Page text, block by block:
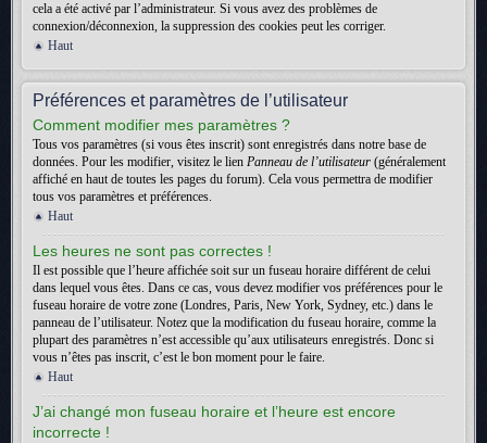
cela a été activé par l’administrateur. Si vous avez des problèmes de
connexion/déconnexion, la suppression des cookies peut les corriger.
Haut
Préférences et paramètres de l’utilisateur
Comment modifier mes paramètres ?
Tous vos paramètres (si vous êtes inscrit) sont enregistrés dans notre base de
données. Pour les modifier, visitez le lien Panneau de l’utilisateur (généralement
affiché en haut de toutes les pages du forum). Cela vous permettra de modifier
tous vos paramètres et préférences.
Haut
Les heures ne sont pas correctes !
Il est possible que l’heure affichée soit sur un fuseau horaire différent de celui
dans lequel vous êtes. Dans ce cas, vous devez modifier vos préférences pour le
fuseau horaire de votre zone (Londres, Paris, New York, Sydney, etc.) dans le
panneau de l’utilisateur. Notez que la modification du fuseau horaire, comme la
plupart des paramètres n’est accessible qu’aux utilisateurs enregistrés. Donc si
vous n’êtes pas inscrit, c’est le bon moment pour le faire.
Haut
J’ai changé mon fuseau horaire et l’heure est encore
incorrecte !